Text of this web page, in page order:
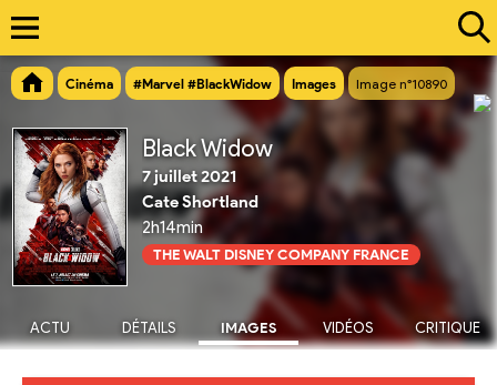
Cinéma #Marvel #BlackWidow Images Image n°10890
Black Widow
7 juillet 2021
Cate Shortland
2h14min
THE WALT DISNEY COMPANY FRANCE
ACTU DÉTAILS IMAGES VIDÉOS CRITIQUE